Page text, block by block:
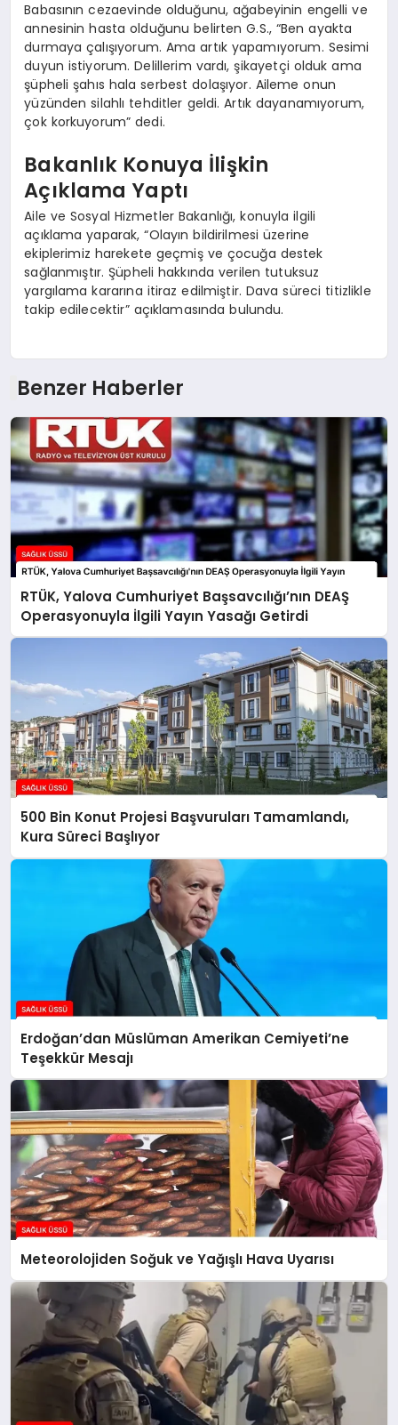
Babasının cezaevinde olduğunu, ağabeyinin engelli ve
annesinin hasta olduğunu belirten G.S., “Ben ayakta
durmaya çalışıyorum. Ama artık yapamıyorum. Sesimi
duyun istiyorum. Delillerim vardı, şikayetçi olduk ama
şüpheli şahıs hala serbest dolaşıyor. Aileme onun
yüzünden silahlı tehditler geldi. Artık dayanamıyorum,
çok korkuyorum” dedi.
Bakanlık Konuya İlişkin
Açıklama Yaptı
Aile ve Sosyal Hizmetler Bakanlığı, konuyla ilgili
açıklama yaparak, “Olayın bildirilmesi üzerine
ekiplerimiz harekete geçmiş ve çocuğa destek
sağlanmıştır. Şüpheli hakkında verilen tutuksuz
yargılama kararına itiraz edilmiştir. Dava süreci titizlikle
takip edilecektir” açıklamasında bulundu.
Benzer Haberler
RTÜK, Yalova Cumhuriyet Başsavcılığı’nın DEAŞ
Operasyonuyla İlgili Yayın Yasağı Getirdi
500 Bin Konut Projesi Başvuruları Tamamlandı,
Kura Süreci Başlıyor
Erdoğan’dan Müslüman Amerikan Cemiyeti’ne
Teşekkür Mesajı
Meteorolojiden Soğuk ve Yağışlı Hava Uyarısı